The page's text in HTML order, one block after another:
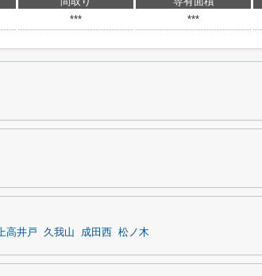
*** ***
高井戸 久我山 成田西 松ノ木